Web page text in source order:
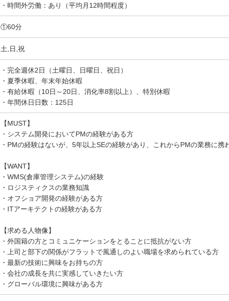
・時間外労働：あり（平均月12時間程度）
①60分
土,日,祝
・完全週休2日（土曜日、日曜日、祝日）
・夏季休暇、年末年始休暇
・有給休暇（10日～20日、消化率8割以上）、特別休暇
・年間休日日数：125日
【MUST】
・システム開発においてPMの経験がある方
・PMの経験はないが、5年以上SEの経験があり、これからPMの業務に携
【WANT】
・WMS(倉庫管理システム)の経験
・ロジスティクスの業務知識
・オフショア開発の経験がある方
・ITアーキテクトの経験がある方
【求める人物像】
・外国籍の方とコミュニケーションをとることに抵抗がない方
・上司と部下の関係がフラットで風通しのよい職場を求められている方
・最新の技術に興味をお持ちの方
・会社の成長を共に実感していきたい方
・グローバル環境に興味がある方